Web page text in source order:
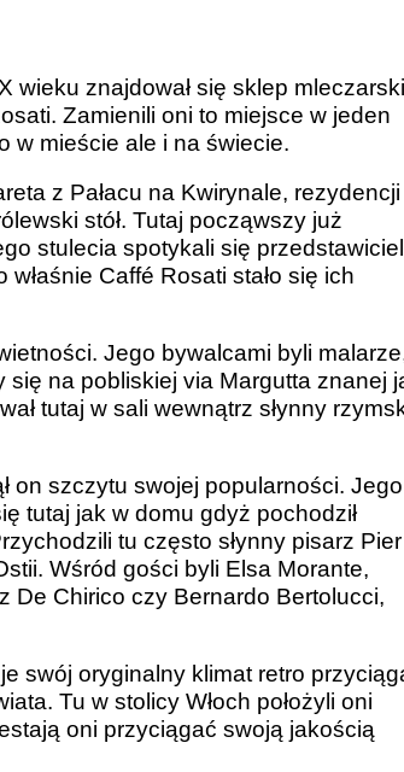
wieku znajdował się sklep
Zamienili oni to miejsce w jeden
w mieście ale i na świecie.
z Pałacu na Kwirynale, rezydencji
stół. Tutaj począwszy już
stulecia spotykali się
Caffé Rosati stało się ich
Jego bywalcami byli
się na pobliskiej via Margutta znanej
tutaj w sali wewnątrz słynny
on szczytu swojej popularności. Jego
tutaj jak w domu gdyż pochodził
tu często słynny pisarz Pier
Wśród gości byli Elsa Morante,
De Chirico czy Bernardo Bertolucci,
swój oryginalny klimat retro
Tu w stolicy Włoch położyli oni
oni przyciągać swoją jakością